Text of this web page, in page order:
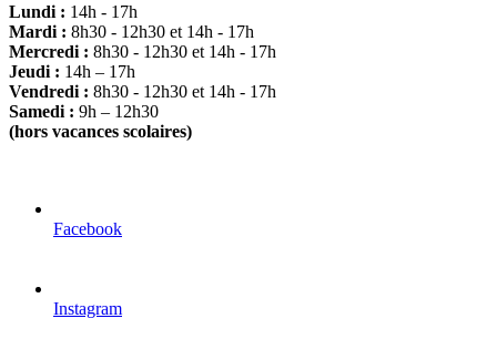
Lundi : 14h - 17h
Mardi : 8h30 - 12h30 et 14h - 17h
Mercredi : 8h30 - 12h30 et 14h - 17h
Jeudi : 14h – 17h
Vendredi : 8h30 - 12h30 et 14h - 17h
Samedi : 9h – 12h30
(hors vacances scolaires)
Facebook
Instagram